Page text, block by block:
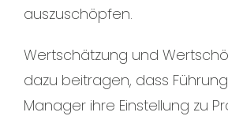
auszuschöpfen.
Wertschätzung und
dazu beitragen, dass
Manager ihre Einstellung zu